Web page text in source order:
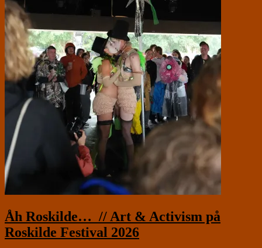
Åh Roskilde… // Art & Activism på
Roskilde Festival 2026